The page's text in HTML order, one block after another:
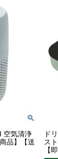
空気清浄
品】【送
ド
ス
【